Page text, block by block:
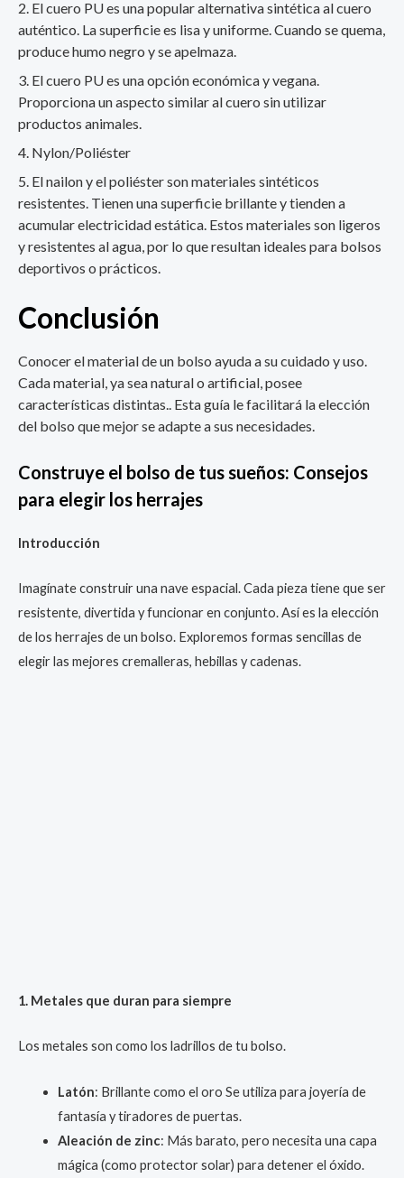
El cuero PU es una popular alternativa sintética al cuero
auténtico. La superficie es lisa y uniforme. Cuando se quema,
produce humo negro y se apelmaza.
El cuero PU es una opción económica y vegana.
Proporciona un aspecto similar al cuero sin utilizar
productos animales.
Nylon/Poliéster
El nailon y el poliéster son materiales sintéticos
resistentes. Tienen una superficie brillante y tienden a
acumular electricidad estática. Estos materiales son ligeros
y resistentes al agua, por lo que resultan ideales para bolsos
deportivos o prácticos.
Conclusión
Conocer el material de un bolso ayuda a su cuidado y uso.
Cada material, ya sea natural o artificial, posee
características distintas.. Esta guía le facilitará la elección
del bolso que mejor se adapte a sus necesidades.
Construye el bolso de tus sueños: Consejos
para elegir los herrajes
Introducción
Imagínate construir una nave espacial. Cada pieza tiene que ser
resistente, divertida y funcionar en conjunto. Así es la elección
de los herrajes de un bolso. Exploremos formas sencillas de
elegir las mejores cremalleras, hebillas y cadenas.
1. Metales que duran para siempre
Los metales son como los ladrillos de tu bolso.
Latón: Brillante como el oro Se utiliza para joyería de
fantasía y tiradores de puertas.
Aleación de zinc: Más barato, pero necesita una capa
mágica (como protector solar) para detener el óxido.